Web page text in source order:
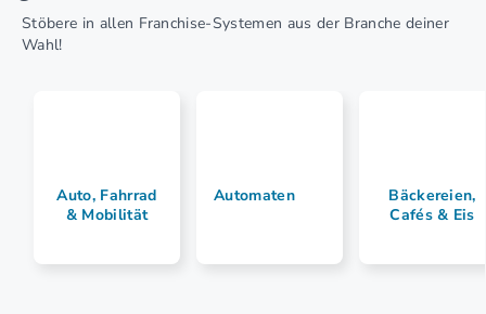
Stöbere in allen Franchise-Systemen aus der Branche deiner
Wahl!
Auto, Fahrrad
& Mobilität
Automaten
Bäckereien,
Cafés & Eis